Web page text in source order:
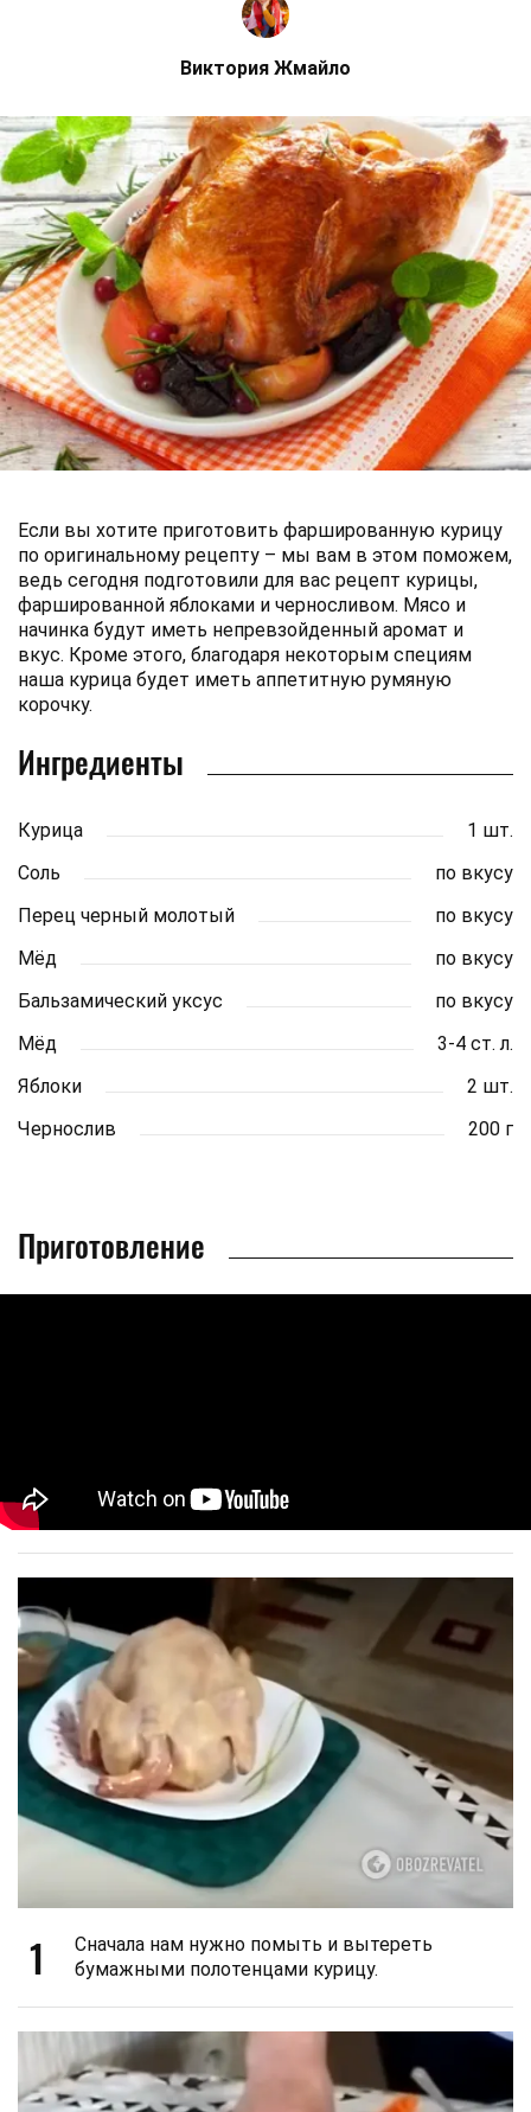
Виктория Жмайло
Если вы хотите приготовить фаршированную курицу
по оригинальному рецепту – мы вам в этом поможем,
ведь сегодня подготовили для вас рецепт курицы,
фаршированной яблоками и черносливом. Мясо и
начинка будут иметь непревзойденный аромат и
вкус. Кроме этого, благодаря некоторым специям
наша курица будет иметь аппетитную румяную
корочку.
Ингредиенты
Курица
1 шт.
Соль
по вкусу
Перец черный молотый
по вкусу
Мёд
по вкусу
Бальзамический уксус
по вкусу
Мёд
3-4 ст. л.
Яблоки
2 шт.
Чернослив
200 г
Приготовление
1
Сначала нам нужно помыть и вытереть
бумажными полотенцами курицу.